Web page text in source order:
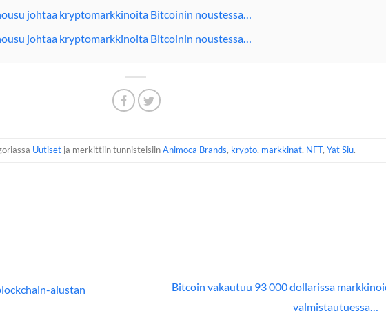
johtaa kryptomarkkinoita Bitcoinin noustessa…
johtaa kryptomarkkinoita Bitcoinin noustessa…
Uutisetja merkittiin tunnisteisiinAnimoca Brands, krypto, markkinat, NFT, Yat Siu.
alustan
Bitcoin vakautuu 93 000 dollarissa
valmistautuessa…